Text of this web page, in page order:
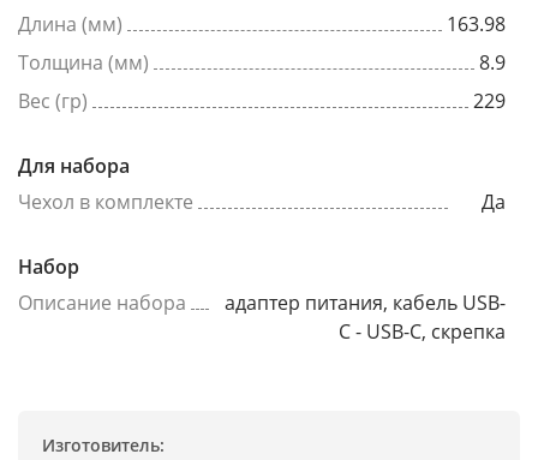
Длина (мм)
163.98
Толщина (мм)
8.9
Вес (гр)
229
Для набора
Чехол в комплекте
Да
Набор
Описание набора
адаптер питания, кабель USB-
C - USB-C, скрепка
Изготовитель: